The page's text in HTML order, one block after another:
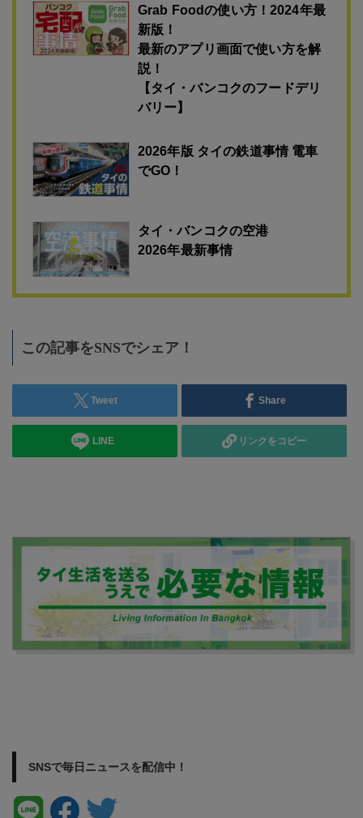
Grab Foodの使い方！2024年最
新版！
最新のアプリ画面で使い方を解
説！
【タイ・バンコクのフードデリ
バリー】
2026年版 タイの鉄道事情 電車
でGO！
タイ・バンコクの空港
2026年最新事情
この記事をSNSでシェア！
Tweet Share
LINE リンクをコピー
SNSで毎日ニュースを配信中！